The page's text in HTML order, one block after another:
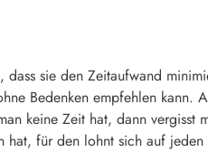
sie den Zeitaufwand
Bedenken empfehlen kann.
keine Zeit hat, dann vergisst
für den lohnt sich auf